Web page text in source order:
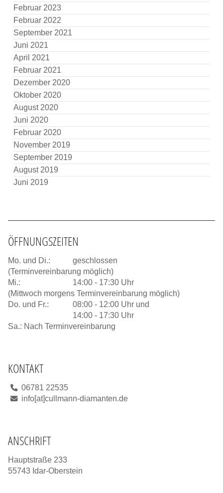
Februar 2023
Februar 2022
September 2021
Juni 2021
April 2021
Februar 2021
Dezember 2020
Oktober 2020
August 2020
Juni 2020
Februar 2020
November 2019
September 2019
August 2019
Juni 2019
ÖFFNUNGSZEITEN
Mo. und Di.:
geschlossen
(Terminvereinbarung möglich)
Mi.:
14:00 - 17:30 Uhr
(Mittwoch morgens Terminvereinbarung möglich)
Do. und Fr.:
08:00 - 12:00 Uhr und
14:00 - 17:30 Uhr
Sa.: Nach Terminvereinbarung
KONTAKT
06781 22535
info[at]cullmann-diamanten.de
ANSCHRIFT
Hauptstraße 233
55743 Idar-Oberstein